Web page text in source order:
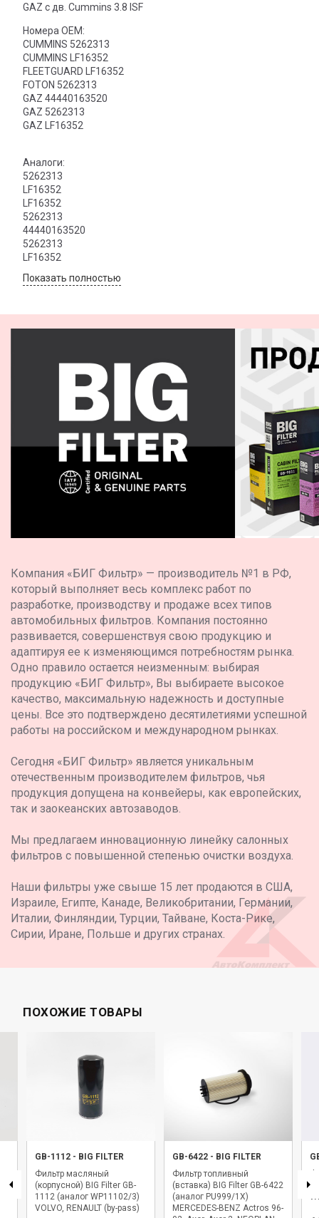
GAZ с дв. Cummins 3.8 ISF
Номера OEM:
CUMMINS 5262313
CUMMINS LF16352
FLEETGUARD LF16352
FOTON 5262313
GAZ 44440163520
GAZ 5262313
GAZ LF16352
Аналоги:
5262313
LF16352
LF16352
5262313
44440163520
5262313
LF16352
Показать полностью
Компания «БИГ Фильтр» — производитель №1 в РФ,
который выполняет весь комплекс работ по
разработке, производству и продаже всех типов
автомобильных фильтров. Компания постоянно
развивается, совершенствуя свою продукцию и
адаптируя ее к изменяющимся потребностям рынка.
Одно правило остается неизменным: выбирая
продукцию «БИГ Фильтр», Вы выбираете высокое
качество, максимальную надежность и доступные
цены. Все это подтверждено десятилетиями успешной
работы на российском и международном рынках.
Сегодня «БИГ Фильтр» является уникальным
отечественным производителем фильтров, чья
продукция допущена на конвейеры, как европейских,
так и заокеанских автозаводов.
Мы предлагаем инновационную линейку салонных
фильтров с повышенной степенью очистки воздуха.
Наши фильтры уже свыше 15 лет продаются в США,
Израиле, Египте, Канаде, Великобритании, Германии,
Италии, Финляндии, Турции, Тайване, Коста-Рике,
Сирии, Иране, Польше и других странах.
ПОХОЖИЕ ТОВАРЫ
GB-1112 - BIG FILTER
Фильтр масляный
(корпусной) BIG Filter GB-
1112 (аналог WP11102/3)
VOLVO, RENAULT (by-pass)
GB-6422 - BIG FILTER
Фильтр топливный
(вставка) BIG Filter GB-6422
(аналог PU999/1X)
MERCEDES-BENZ Actros 96-